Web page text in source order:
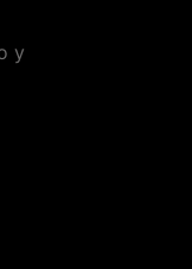
y